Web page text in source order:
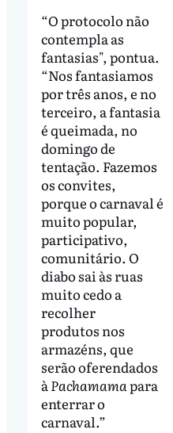
“O protocolo não
contempla as
fantasias", pontua.
“Nos fantasiamos
por três anos, e no
terceiro, a fantasia
é queimada, no
domingo de
tentação. Fazemos
os convites,
porque o carnaval é
muito popular,
participativo,
comunitário. O
diabo sai às ruas
muito cedo a
recolher
produtos nos
armazéns, que
serão oferendados
àPachamamapara
enterrar o
carnaval.”